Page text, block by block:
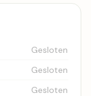
Gesloten
Gesloten
Gesloten